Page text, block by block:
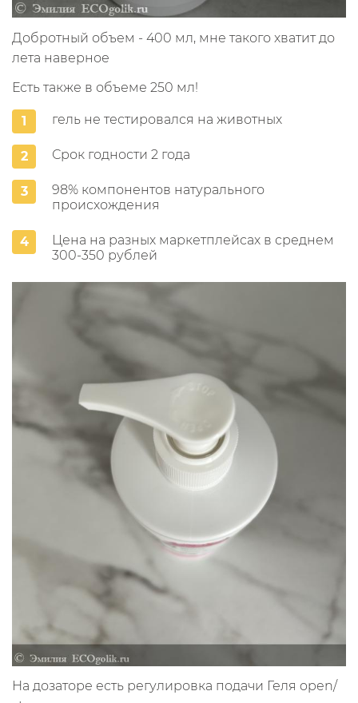
Добротный объем - 400 мл, мне такого хватит до
лета наверное
Есть также в объеме 250 мл!
гель не тестировался на животных
Срок годности 2 года
98% компонентов натурального
происхождения
Цена на разных маркетплейсах в среднем
300-350 рублей
На дозаторе есть регулировка подачи Геля open/